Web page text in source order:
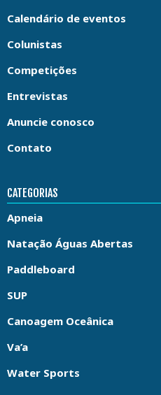
Calendário de eventos
Colunistas
Competições
Entrevistas
Anuncie conosco
Contato
CATEGORIAS
Apneia
Natação Águas Abertas
Paddleboard
SUP
Canoagem Oceânica
Va’a
Water Sports